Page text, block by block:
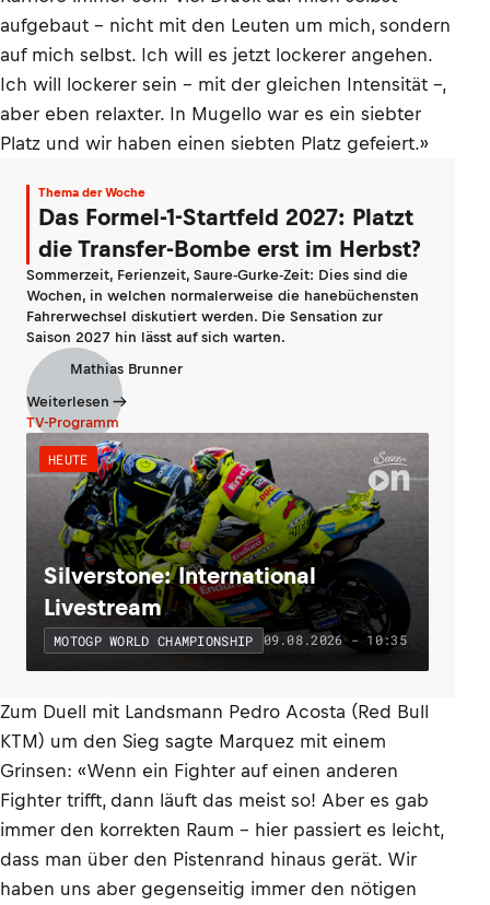
aufgebaut – nicht mit den Leuten um mich, sondern
auf mich selbst. Ich will es jetzt lockerer angehen.
Ich will lockerer sein – mit der gleichen Intensität –,
aber eben relaxter. In Mugello war es ein siebter
Platz und wir haben einen siebten Platz gefeiert.»
Thema der Woche
Das Formel-1-Startfeld 2027: Platzt
die Transfer-Bombe erst im Herbst?
Sommerzeit, Ferienzeit, Saure-Gurke-Zeit: Dies sind die
Wochen, in welchen normalerweise die hanebüchensten
Fahrerwechsel diskutiert werden. Die Sensation zur
Saison 2027 hin lässt auf sich warten.
Mathias Brunner
Weiterlesen
TV-Programm
HEUTE
Silverstone: International
Livestream
MOTOGP WORLD CHAMPIONSHIP 09.08.2026 - 10:35
Zum Duell mit Landsmann Pedro Acosta (Red Bull
KTM) um den Sieg sagte Marquez mit einem
Grinsen: «Wenn ein Fighter auf einen anderen
Fighter trifft, dann läuft das meist so! Aber es gab
immer den korrekten Raum – hier passiert es leicht,
dass man über den Pistenrand hinaus gerät. Wir
haben uns aber gegenseitig immer den nötigen